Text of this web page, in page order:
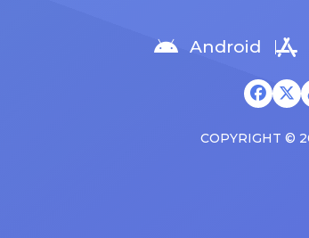
Android
COPYRIGHT ©